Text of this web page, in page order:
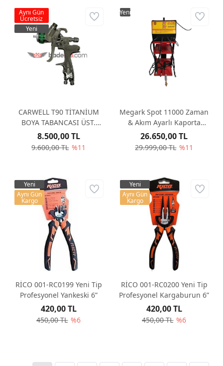
CARWELL T90 TİTANİUM
BOYA TABANCASI ÜST.
DEPO XRP 1,3 MM
9.600,00 TL %11
8.500,00 TL
Aynı Gün
Ücretsiz
Yeni
Megark Spot 11000 Zaman
& Akım Ayarlı Kaporta
Göçük Düzeltme
29.999,00 TL %11
26.650,00 TL
Yeni
RİCO 001-RC0199 Yeni Tip
Profesyonel Yankeski 6”
450,00 TL %6
420,00 TL
Yeni
Aynı Gün
Kargo
RİCO 001-RC0200 Yeni Tip
Profesyonel Kargaburun 6”
450,00 TL %6
420,00 TL
Yeni
Aynı Gün
Kargo